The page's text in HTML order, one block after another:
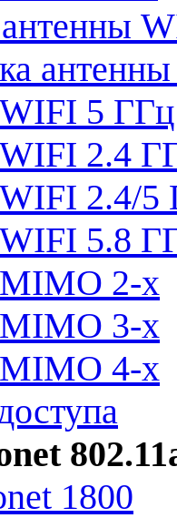
5 ГГц
2.4
2.4/5
5.8
2-x
3-x
4-x
1800